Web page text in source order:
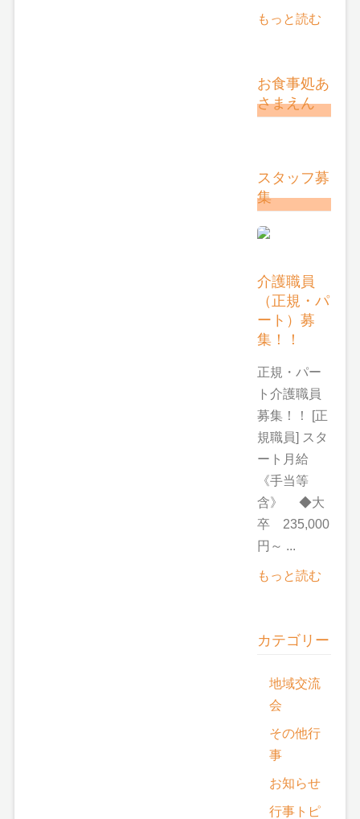
もっと読む
お食事処あ
さまえん
スタッフ募
集
介護職員
（正規・パ
ート）募
集！！
正規・パー
ト介護職員
募集！！ [正
規職員] スタ
ート月給
《手当等
含》 ◆大
卒 235,000
円～ ...
もっと読む
カテゴリー
地域交流
会
その他行
事
お知らせ
行事トピ